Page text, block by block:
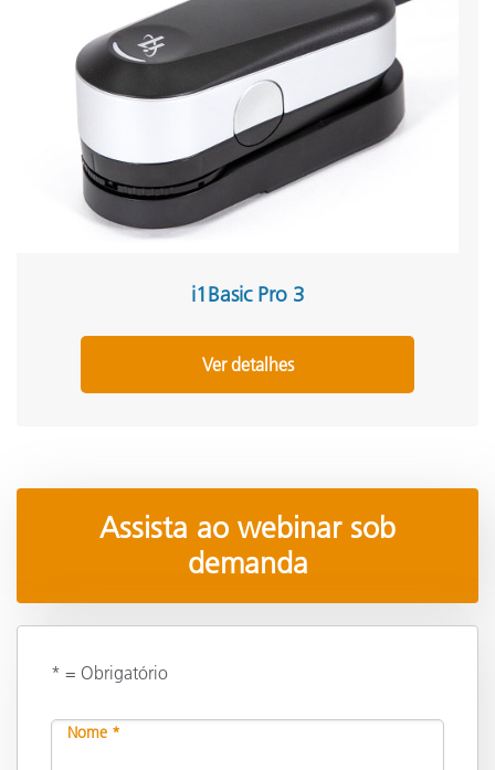
i1Basic Pro 3
Ver detalhes
Assista ao webinar sob
demanda
* = Obrigatório
Nome *